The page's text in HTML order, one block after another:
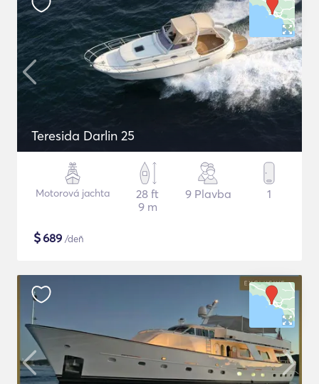
Teresida Darlin 25
Motorová jachta
28 ft
9 m
9 Plavba 1
$689 /deň